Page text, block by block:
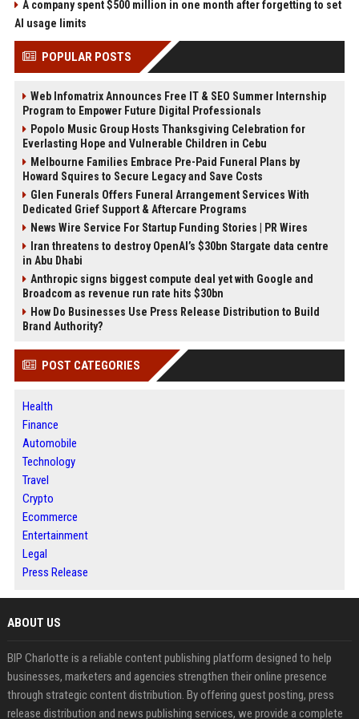
A company spent $500 million in one month after forgetting to set
AI usage limits
POPULAR POSTS
Web Infomatrix Announces Free IT & SEO Summer Internship
Program to Empower Future Digital Professionals
Popolo Music Group Hosts Thanksgiving Celebration for
Everlasting Hope and Vulnerable Children in Cebu
Melbourne Families Embrace Pre-Paid Funeral Plans by
Howard Squires to Secure Legacy and Save Costs
Glen Funerals Offers Funeral Arrangement Services With
Dedicated Grief Support & Aftercare Programs
News Wire Service For Startup Funding Stories | PR Wires
Iran threatens to destroy OpenAI’s $30bn Stargate data centre
in Abu Dhabi
Anthropic signs biggest compute deal yet with Google and
Broadcom as revenue run rate hits $30bn
How Do Businesses Use Press Release Distribution to Build
Brand Authority?
POST CATEGORIES
Health
Finance
Automobile
Technology
Travel
Crypto
Ecommerce
Entertainment
Legal
Press Release
ABOUT US
BIP Charlotte is a reliable content publishing platform designed to help
businesses, marketers and agencies strengthen their online presence
through strategic content distribution. By offering guest posting, press
release distribution and news publishing services, we provide a complete